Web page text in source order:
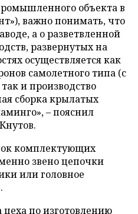
объекта в
важно понимать, что
а о разветвленной
развернутых на
осуществляется как
самолетного типа (с
и производство
сборка крылатых
– пояснил
комплектующих
звено цепочки
или головное
по изготовлению